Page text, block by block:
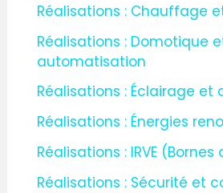
Réalisations : Chauffage
Réalisations : Domotique
automatisation
Réalisations : Éclairage et
Réalisations : Énergies
Réalisations : IRVE
Réalisations : Sécurité et